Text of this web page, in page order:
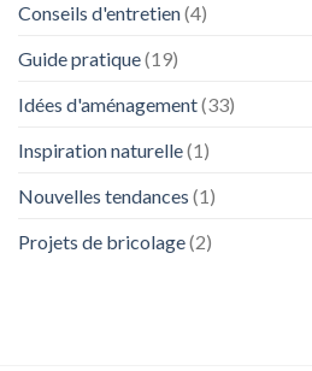
Conseils d'entretien(4)
Guide pratique(19)
Idées d'aménagement(33)
Inspiration naturelle(1)
Nouvelles tendances (1)
Projets de bricolage(2)